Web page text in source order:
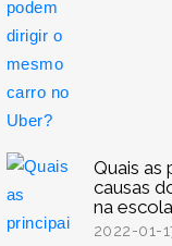
Quais as
causas
na
2022-01-